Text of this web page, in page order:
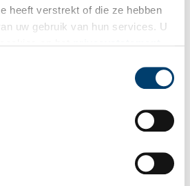
heeft verstrekt of die ze hebben
uw gebruik van hun services. U
‘De aandacht die het verdient’
van de Stichting Museum
bijzondere objecten eruit te